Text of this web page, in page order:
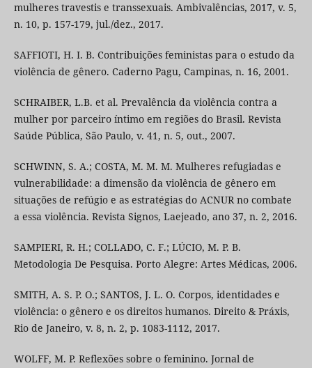
mulheres travestis e transsexuais. Ambivalências, 2017, v. 5,
n. 10, p. 157-179, jul./dez., 2017.
SAFFIOTI, H. I. B. Contribuições feministas para o estudo da
violência de gênero. Caderno Pagu, Campinas, n. 16, 2001.
SCHRAIBER, L.B. et al. Prevalência da violência contra a
mulher por parceiro íntimo em regiões do Brasil. Revista
Saúde Pública, São Paulo, v. 41, n. 5, out., 2007.
SCHWINN, S. A.; COSTA, M. M. M. Mulheres refugiadas e
vulnerabilidade: a dimensão da violência de gênero em
situações de refúgio e as estratégias do ACNUR no combate
a essa violência. Revista Signos, Laejeado, ano 37, n. 2, 2016.
SAMPIERI, R. H.; COLLADO, C. F.; LÚCIO, M. P. B.
Metodologia De Pesquisa. Porto Alegre: Artes Médicas, 2006.
SMITH, A. S. P. O.; SANTOS, J. L. O. Corpos, identidades e
violência: o gênero e os direitos humanos. Direito & Práxis,
Rio de Janeiro, v. 8, n. 2, p. 1083-1112, 2017.
WOLFF, M. P. Reflexões sobre o feminino. Jornal de